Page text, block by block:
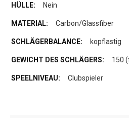
Nein
Carbon/Glassfiber
kopflastig
150
Clubspieler